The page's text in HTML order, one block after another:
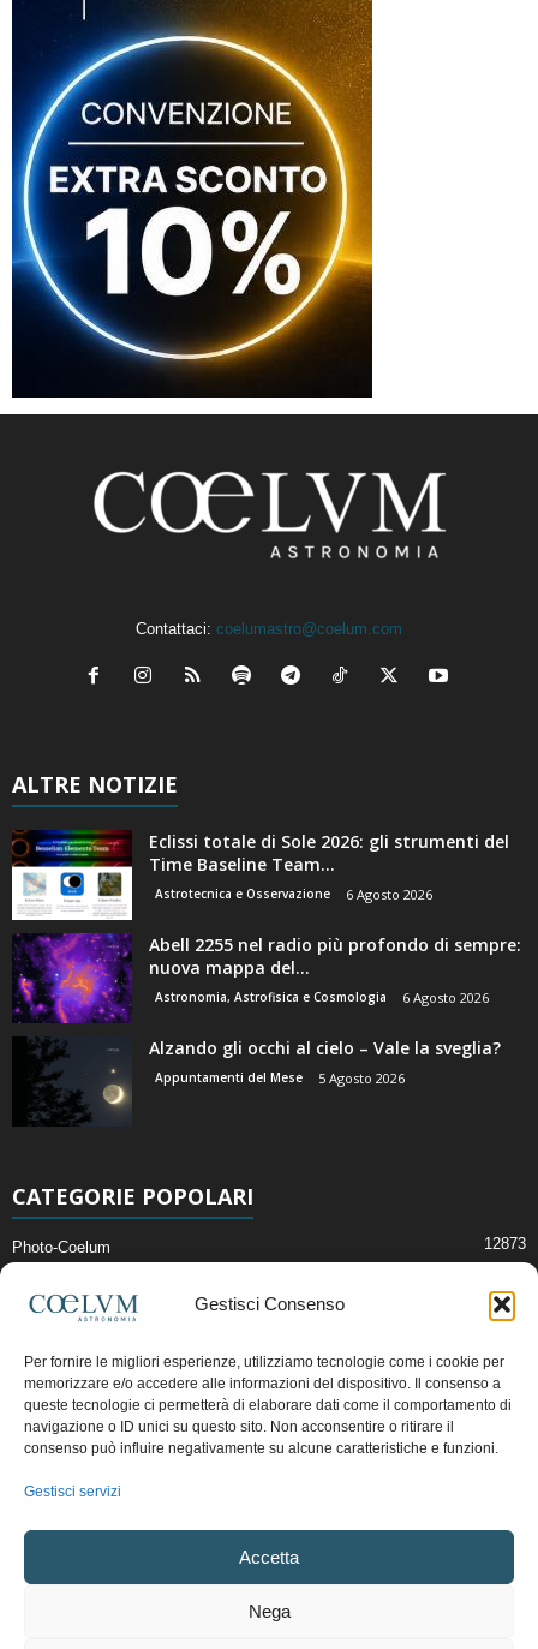
Gestisci Consenso
Per fornire le migliori esperienze, utilizziamo tecnologie come i cookie per
memorizzare e/o accedere alle informazioni del dispositivo. Il consenso a
queste tecnologie ci permetterà di elaborare dati come il comportamento di
navigazione o ID unici su questo sito. Non acconsentire o ritirare il
consenso può influire negativamente su alcune caratteristiche e funzioni.
Gestisci servizi
Accetta
Nega
Contattaci: coelumastro@coelum.com
ALTRE NOTIZIE
Eclissi totale di Sole 2026: gli strumenti del
Time Baseline Team...
Astrotecnica e Osservazione 6 Agosto 2026
Abell 2255 nel radio più profondo di sempre:
nuova mappa del...
Astronomia, Astrofisica e Cosmologia 6 Agosto 2026
Alzando gli occhi al cielo – Vale la sveglia?
Appuntamenti del Mese 5 Agosto 2026
CATEGORIE POPOLARI
Photo-Coelum 12873
News di Astronomia 2409
Cielo del Mese
Astronomia, Astrofisica e Cosmologia
Articoli e Risorse On-Line
Copyright © 1997 - 2024 vietata la riproduzione.